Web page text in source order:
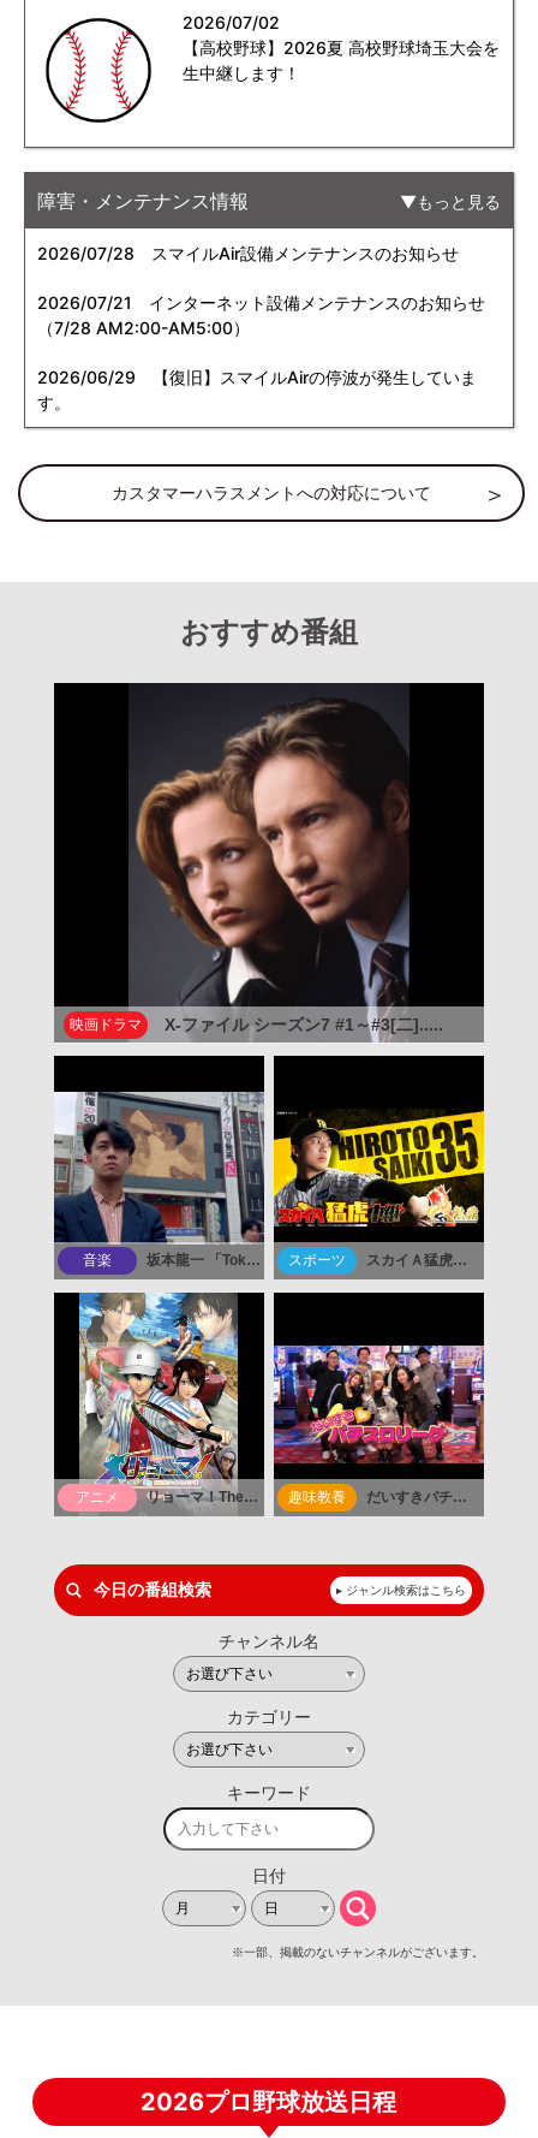
2026/07/02
【高校野球】2026夏 高校野球埼玉大会を
生中継します！
障害・メンテナンス情報 もっと見る
2026/07/28 スマイルAir設備メンテナンスのお知らせ
2026/07/21
インターネット設備メンテナンスのお知らせ
（7/28 AM2:00-AM5:00）
2026/06/29 【復旧】スマイルAirの停波が発生していま
す。
カスタマーハラスメントへの対応について
おすすめ番組
2026プロ野球放送日程